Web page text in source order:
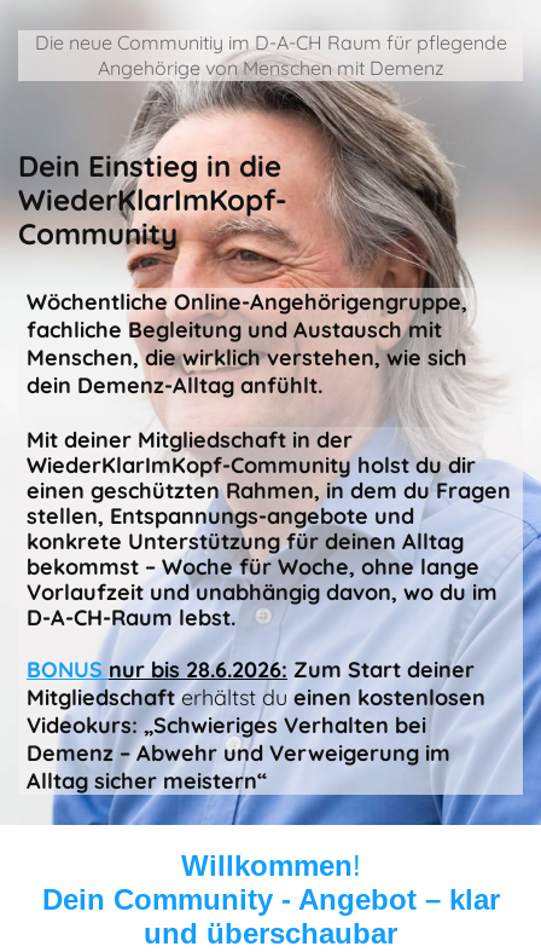
Die neue Communitiy im D-A-CH Raum für pflegende
Angehörige von Menschen mit Demenz
Dein Einstieg in die
WiederKlarImKopf-
Community
Wöchentliche Online-Angehörigengruppe,
fachliche Begleitung und Austausch mit
Menschen, die wirklich verstehen, wie sich
dein Demenz-Alltag anfühlt.
Mit deiner Mitgliedschaft in der
WiederKlarImKopf-Community holst du dir
einen geschützten Rahmen, in dem du Fragen
stellen, Entspannungs-angebote und
konkrete Unterstützung für deinen Alltag
bekommst – Woche für Woche, ohne lange
Vorlaufzeit und unabhängig davon, wo du im
D-A-CH-Raum lebst.
BONUS nur bis 28.6.2026: Zum Start deiner
Mitgliedschafterhältst dueinen kostenlosen
Videokurs: „Schwieriges Verhalten bei
Demenz – Abwehr und Verweigerung im
Alltag sicher meistern“
Willkommen!
Dein Community - Angebot – klar
und überschaubar